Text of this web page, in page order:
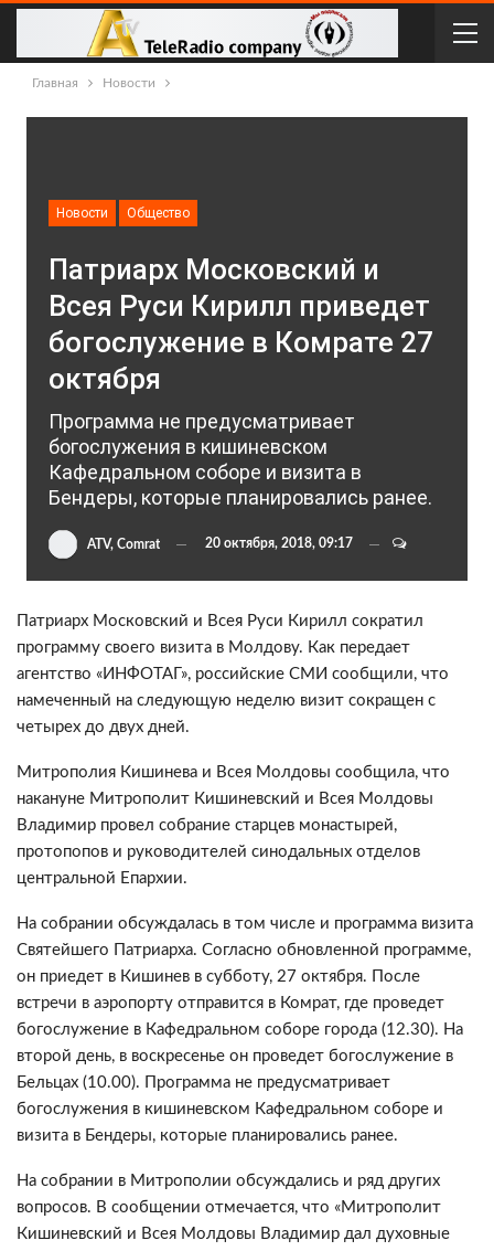
Главная Новости
Новости Общество
Патриарх Московский и
Всея Руси Кирилл приведет
богослужение в Комрате 27
октября
Программа не предусматривает
богослужения в кишиневском
Кафедральном соборе и визита в
Бендеры, которые планировались ранее.
ATV, Comrat 20 октября, 2018, 09:17
Патриарх Московский и Всея Руси Кирилл сократил
программу своего визита в Молдову. Как передает
агентство «ИНФОТАГ», российские СМИ сообщили, что
намеченный на следующую неделю визит сокращен с
четырех до двух дней.
Митрополия Кишинева и Всея Молдовы сообщила, что
накануне Митрополит Кишиневский и Всея Молдовы
Владимир провел собрание старцев монастырей,
протопопов и руководителей синодальных отделов
центральной Епархии.
На собрании обсуждалась в том числе и программа визита
Святейшего Патриарха. Согласно обновленной программе,
он приедет в Кишинев в субботу, 27 октября. После
встречи в аэропорту отправится в Комрат, где проведет
богослужение в Кафедральном соборе города (12.30). На
второй день, в воскресенье он проведет богослужение в
Бельцах (10.00). Программа не предусматривает
богослужения в кишиневском Кафедральном соборе и
визита в Бендеры, которые планировались ранее.
На собрании в Митрополии обсуждались и ряд других
вопросов. В сообщении отмечается, что «Митрополит
Кишиневский и Всея Молдовы Владимир дал духовные